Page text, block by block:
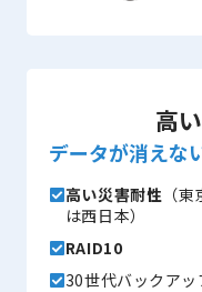
高
データが消えな
高い災害耐性 （
は西日本）
RAID10
30世代バックアッ